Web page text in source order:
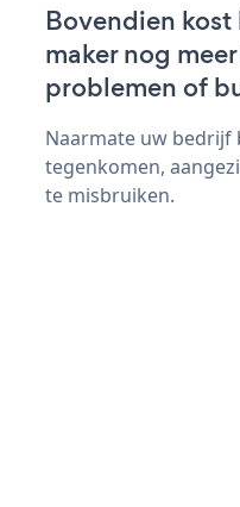
Bovendien
maker nog
problemen of
Naarmate uw
tegenkomen,
te misbruiken.